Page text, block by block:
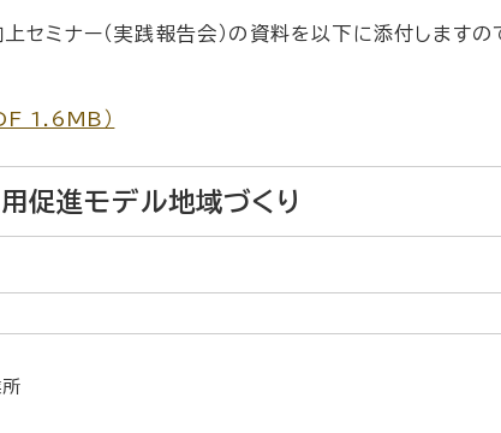
ミナー（実践報告会）の資料を以下に添付しますの
1.6MB）
促進モデル地域づくり